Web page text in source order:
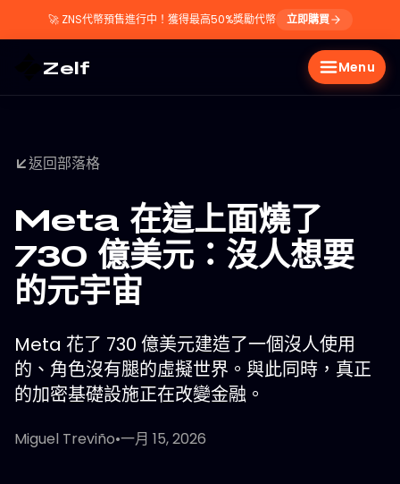
🚀 ZNS代幣預售進行中！獲得最高50%獎勵代幣 立即購買
Zelf Menu
返回部落格
Meta 在這上面燒了
730 億美元：沒人想要
的元宇宙
Meta 花了 730 億美元建造了一個沒人使用
的、角色沒有腿的虛擬世界。與此同時，真正
的加密基礎設施正在改變金融。
Miguel Treviño•一月 15, 2026